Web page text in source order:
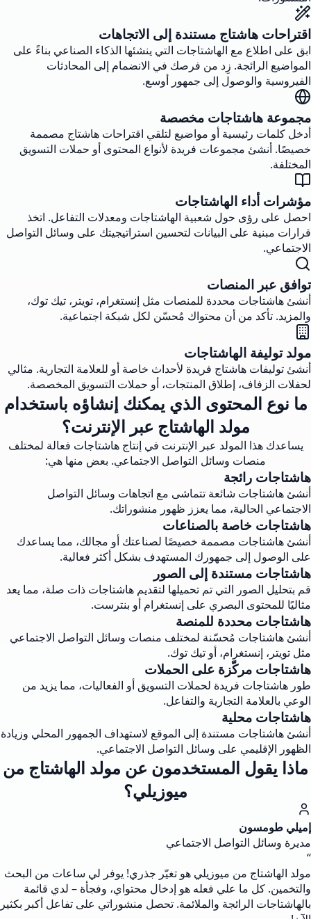
اقتراحات هاشتاج مستندة إلى الاتجاهات
ابق على اطلاع مع الهاشتاجات التي ينشئها الذكاء الصناعي بناءً على
المواضيع الرائجة. زِد من فرصك في الانضمام إلى المحادثات
الفيروسية والوصول إلى جمهور أوسع.
مجموعة هاشتاجات مخصصة
أدخل كلمات رئيسية أو مواضيع لتلقي اقتراحات هاشتاج مصممة
خصيصًا. أنشئ مجموعات فريدة لأنواع المحتوى أو حملات التسويق
المختلفة.
مؤشرات أداء الهاشتاجات
احصل على رؤى حول شعبية الهاشتاجات ومعدلات التفاعل. اتخذ
قرارات مبنية على البيانات لتحسين استراتيجيتك على وسائل التواصل
الاجتماعي.
توافق عبر المنصات
أنشئ هاشتاجات محددة للمنصات مثل إنستغرام، تويتر، تيك توك،
والمزيد. تأكد من أن محتواك مُحسّن لكل شبكة اجتماعية.
مولد توليفة الهاشتاجات
أنشئ توليفات هاشتاج فريدة لأحداث خاصة أو للعلامة التجارية. مثالي
لحفلات الزفاف، إطلاق المنتجات، أو حملات التسويق المخصصة.
ما نوع المحتوى الذي يمكنك إنشاؤه باستخدام
مولد الهاشتاج عبر الإنترنت؟
يساعدك هذا المولد عبر الإنترنت في إنتاج هاشتاجات فعالة لمختلف
منصات وسائل التواصل الاجتماعي. بعض منها هي:
هاشتاجات رائجة
أنشئ هاشتاجات شائعة تتماشى مع اتجاهات وسائل التواصل
الاجتماعي الحالية، مما يعزز ظهور منشوراتك.
هاشتاجات خاصة بالصناعات
أنشئ هاشتاجات مصممة خصيصًا لصناعتك أو مجالك، مما يساعدك
على الوصول إلى جمهورك المستهدف بشكل أكثر فعالية.
هاشتاجات مستندة إلى الصور
قم بتحليل الصور التي تم تحميلها لتقديم هاشتاجات ذات صلة، مما يعد
مثاليًا للمحتوى البصري على إنستغرام أو بنترست.
هاشتاجات محددة للمنصة
أنشئ هاشتاجات مُحسّنة لمختلف منصات وسائل التواصل الاجتماعي
مثل تويتر، إنستغرام، أو تيك توك.
هاشتاجات مركّزة على الحملات
طور هاشتاجات فريدة لحملات التسويق أو الفعاليات، مما يزيد من
الوعي بالعلامة التجارية والتفاعل.
هاشتاجات محلية
أنشئ هاشتاجات مستندة إلى الموقع لاستهداف الجمهور المحلي وزيادة
الظهور الإقليمي على وسائل التواصل الاجتماعي.
ماذا يقول المستخدمون عن مولد الهاشتاج من
ميوزيلي؟
إميلي طومسون
مديرة وسائل التواصل الاجتماعي
“
مولد الهاشتاج من ميوزيلي هو تغيّر جذري! يوفر لي ساعات من البحث
والتخمين. كل ما علي فعله هو إدخال محتواي، وفجأة – لدي قائمة
بالهاشتاجات الرائجة والملائمة. تحصل منشوراتي على تفاعل أكبر بكثير